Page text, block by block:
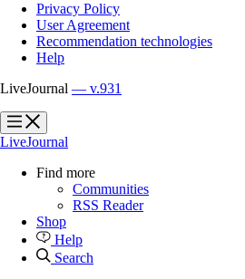
Privacy Policy
User Agreement
Recommendation technologies
Help
LiveJournal — v.931
?
?
LiveJournal
Find more
Communities
RSS Reader
Shop
Help
Search